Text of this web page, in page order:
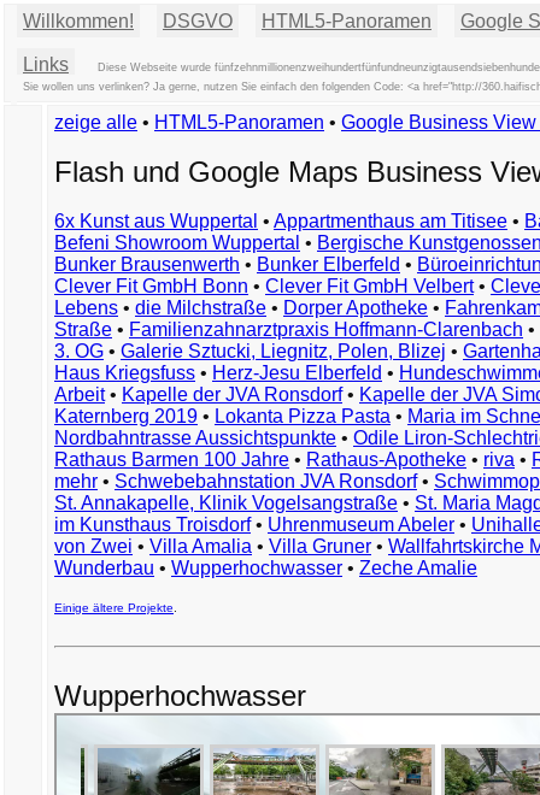
Willkommen! DSGVO HTML5-Panoramen Google
Links
Diese Webseite wurde
Sie wollen uns verlinken? Ja gerne, nutzen Sie einfach den folgenden Code: <a href="http://
zeige alle • HTML5-Panoramen • Google Business
Flash und Google Maps Business
6x Kunst aus Wuppertal • Appartmenthaus am Titisee •
Befeni Showroom Wuppertal • Bergische
Bunker Brausenwerth • Bunker Elberfeld •
Clever Fit GmbH Bonn • Clever Fit GmbH Velbert•
Lebens • die Milchstraße • Dorper Apotheke •
Straße • Familienzahnarztpraxis Hoffmann-Clarenbach •
3. OG • Galerie Sztucki, Liegnitz, Polen, Blizej •
Haus Kriegsfuss • Herz-Jesu Elberfeld •
Arbeit• Kapelle der JVA Ronsdorf• Kapelle der JVA
Katernberg 2019 • Lokanta Pizza Pasta • Maria im
Nordbahntrasse Aussichtspunkte • Odile Liron-
Rathaus Barmen 100 Jahre • Rathaus-Apotheke • riva •
mehr • Schwebebahnstation JVA Ronsdorf•
St. Annakapelle, Klinik Vogelsangstraße • St. Maria
im Kunsthaus Troisdorf• Uhrenmuseum Abeler •
von Zwei • Villa Amalia • Villa Gruner • Wallfahrtskirche
Wunderbau • Wupperhochwasser • Zeche Amalie
Einige ältere Projekte
Wupperhochwasser